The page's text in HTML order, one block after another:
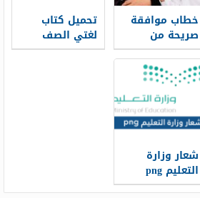
خطاب موافقة
صريحة من
الكفيل على
الإستقدام
موضحاً به الدخل
الشهري 1448
تحميل كتاب
لغتي الصف
الثاني الفصل
شعار وزارة
التعليم png
الجديد 1448